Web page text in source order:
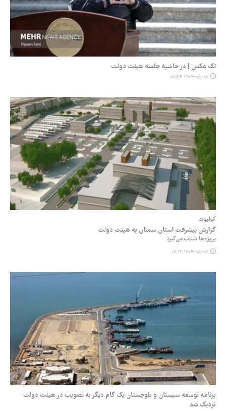
تک عکس | در حاشیه جلسه هیئت دولت
۱۴۰۴-۰۸-۰۸ ۰۸:۵۴
کولیوند:
گزارش پیشرفت استان سمنان به هیئت دولت
پروژه‌ها شتاب می‌گیرد
۱۴۰۴-۰۸-۰۶ ۰۷:۱۲
برنامه توسعه سیستان و بلوچستان یک گام دیگر به تصویب در هیئت دولت
نزدیک شد